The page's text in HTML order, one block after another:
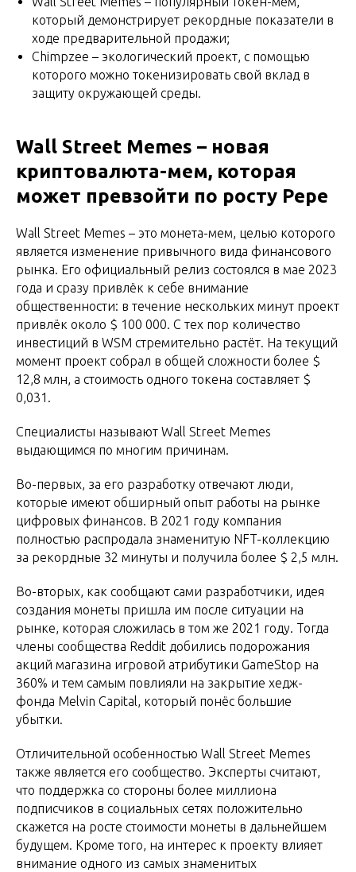
который демонстрирует рекордные показатели в
ходе предварительной продажи;
Chimpzee – экологический проект, с помощью
которого можно токенизировать свой вклад в
защиту окружающей среды.
Wall Street Memes – новая
криптовалюта-мем, которая
может превзойти по росту Pepe
Wall Street Memes – это монета-мем, целью которого
является изменение привычного вида финансового
рынка. Его официальный релиз состоялся в мае 2023
года и сразу привлёк к себе внимание
общественности: в течение нескольких минут проект
привлёк около $ 100 000. С тех пор количество
инвестиций в WSM стремительно растёт. На текущий
момент проект собрал в общей сложности более $
12,8 млн, а стоимость одного токена составляет $
0,031.
Специалисты называют Wall Street Memes
выдающимся по многим причинам.
Во-первых, за его разработку отвечают люди,
которые имеют обширный опыт работы на рынке
цифровых финансов. В 2021 году компания
полностью распродала знаменитую NFT-коллекцию
за рекордные 32 минуты и получила более $ 2,5 млн.
Во-вторых, как сообщают сами разработчики, идея
создания монеты пришла им после ситуации на
рынке, которая сложилась в том же 2021 году. Тогда
члены сообщества Reddit добились подорожания
акций магазина игровой атрибутики GameStop на
360% и тем самым повлияли на закрытие хедж-
фонда Melvin Capital, который понёс большие
убытки.
Отличительной особенностью Wall Street Memes
также является его сообщество. Эксперты считают,
что поддержка со стороны более миллиона
подписчиков в социальных сетях положительно
скажется на росте стоимости монеты в дальнейшем
будущем. Кроме того, на интерес к проекту влияет
внимание одного из самых знаменитых